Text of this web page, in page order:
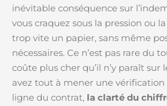
inévitable conséquence sur
vous craquez sous la pression ou
trop vite un papier, sans même
nécessaires. Ce n’est pas rare du
coûte plus cher qu’il n’y paraît sur
avez tout à mener une vérification
ligne du contrat, la clarté du